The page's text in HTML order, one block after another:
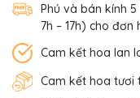
Phú và bán kính
7h – 17h) cho đơn
Cam kết hoa lan
Cam kết hoa tươi